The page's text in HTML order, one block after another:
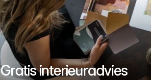
Gratis interieuradvies